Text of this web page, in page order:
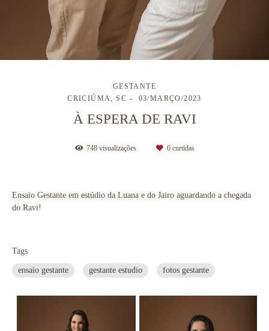
GESTANTE
CRICIÚMA, SC
03/MARÇO/2023
À ESPERA DE RAVI
748visualizações 0curtidas
Ensaio Gestante em estúdio da Luana e do Jairo aguardando a chegada
do Ravi!
Tags
ensaio gestante gestante estudio fotos gestante